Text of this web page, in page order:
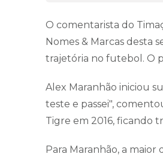
O comentarista do
Nomes & Marcas desta
trajetória no futebol. O
Alex Maranhão iniciou
teste e passei",
Tigre em 2016, ficando
Para Maranhão, a